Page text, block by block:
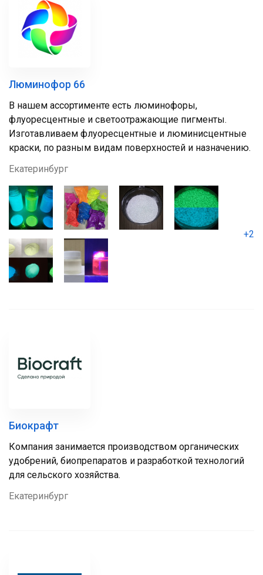
Люминофор 66
В нашем ассортименте есть люминофоры,
флуоресцентные и светоотражающие пигменты.
Изготавливаем флуоресцентные и люминисцентные
краски, по разным видам поверхностей и назначению.
Екатеринбург
+2
Биокрафт
Компания занимается производством органических
удобрений, биопрепаратов и разработкой технологий
для сельского хозяйства.
Екатеринбург